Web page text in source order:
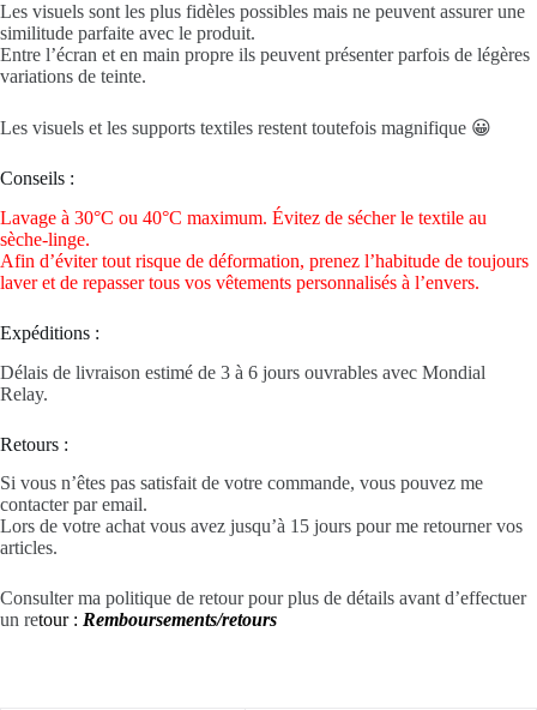
Les visuels sont les plus fidèles possibles mais ne peuvent assurer une
similitude parfaite avec le produit.
Entre l’écran et en main propre ils peuvent présenter parfois de légères
variations de teinte.
Les visuels et les supports textiles restent toutefois magnifique 😀
Conseils :
Lavage à 30°C ou 40°C maximum. Évitez de sécher le textile au
sèche-linge.
Afin d’éviter tout risque de déformation, prenez l’habitude de toujours
laver et de repasser tous vos vêtements personnalisés à l’envers.
Expéditions :
Délais de livraison estimé de 3 à 6 jours ouvrables avec Mondial
Relay.
Retours :
Si vous n’êtes pas satisfait de votre commande, vous pouvez me
contacter par email.
Lors de votre achat vous avez jusqu’à 15 jours pour me retourner vos
articles.
Consulter ma politique de retour pour plus de détails avant d’effectuer
un retour : Remboursements/retours